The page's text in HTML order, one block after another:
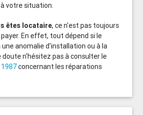
votre situation.
êtes locataire, ce n'est pas toujours
En effet, tout dépend si le
anomalie d'installation ou à la
doute n'hésitez pas à consulter le
concernant les réparations